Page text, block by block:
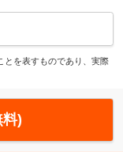
を表すものであり、実際
)